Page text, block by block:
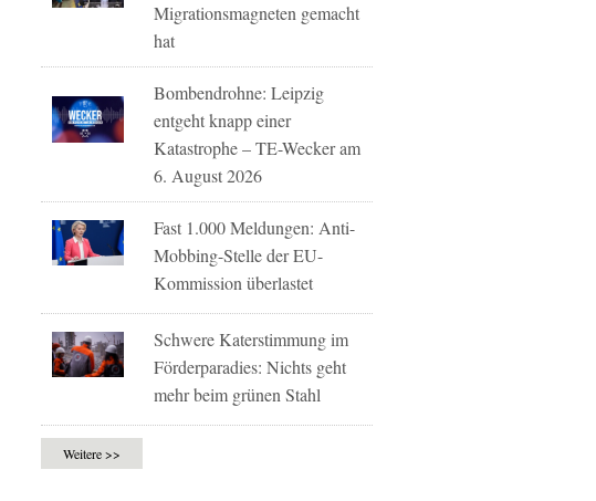
Migrationsmagneten gemacht
hat
Bombendrohne: Leipzig
entgeht knapp einer
Katastrophe – TE-Wecker am
6. August 2026
Fast 1.000 Meldungen: Anti-
Mobbing-Stelle der EU-
Kommission überlastet
Schwere Katerstimmung im
Förderparadies: Nichts geht
mehr beim grünen Stahl
Weitere >>